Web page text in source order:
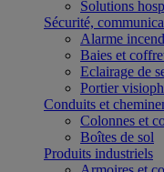
Solutions
Sécurité,
Alarme
Baies et
Eclairage de
Portier
Conduits et
Colonnes et
Boîtes de sol
Produits industriels